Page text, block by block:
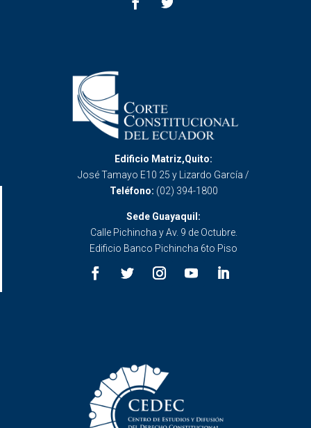
Edificio Matriz,Quito:
José Tamayo E10 25 y Lizardo García /
Teléfono: (02) 394-1800
Sede Guayaquil:
Calle Pichincha y Av. 9 de Octubre.
Edificio Banco Pichincha 6to Piso